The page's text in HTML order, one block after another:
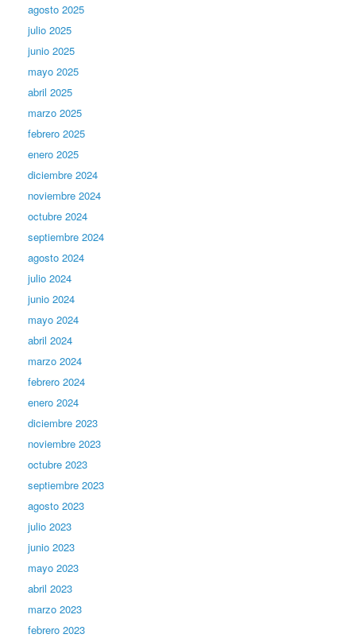
agosto 2025
julio 2025
junio 2025
mayo 2025
abril 2025
marzo 2025
febrero 2025
enero 2025
diciembre 2024
noviembre 2024
octubre 2024
septiembre 2024
agosto 2024
julio 2024
junio 2024
mayo 2024
abril 2024
marzo 2024
febrero 2024
enero 2024
diciembre 2023
noviembre 2023
octubre 2023
septiembre 2023
agosto 2023
julio 2023
junio 2023
mayo 2023
abril 2023
marzo 2023
febrero 2023